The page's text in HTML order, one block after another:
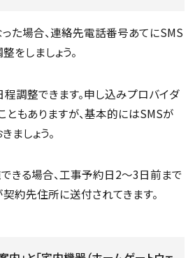
た場合、連絡先電話番号あてにSMS
をしましょう。
調整できます。申し込みプロバイダ
ともありますが、基本的にはSMSが
ましょう。
きる場合、工事予約日2～3日前まで
約先住所に送付されてきます。